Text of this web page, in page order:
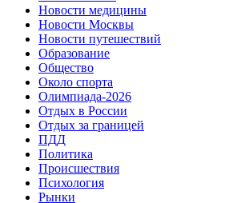
Новости медицины
Новости Москвы
Новости путешествий
Образование
Общество
Около спорта
Олимпиада-2026
Отдых в России
Отдых за границей
ПДД
Политика
Происшествия
Психология
Рынки